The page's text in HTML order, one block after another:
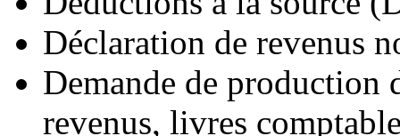
Déclaration de revenus
Demande de production
revenus, livres